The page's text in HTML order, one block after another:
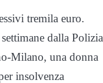
tremila euro.
dalla Polizia
Milano, una donna
insolvenza